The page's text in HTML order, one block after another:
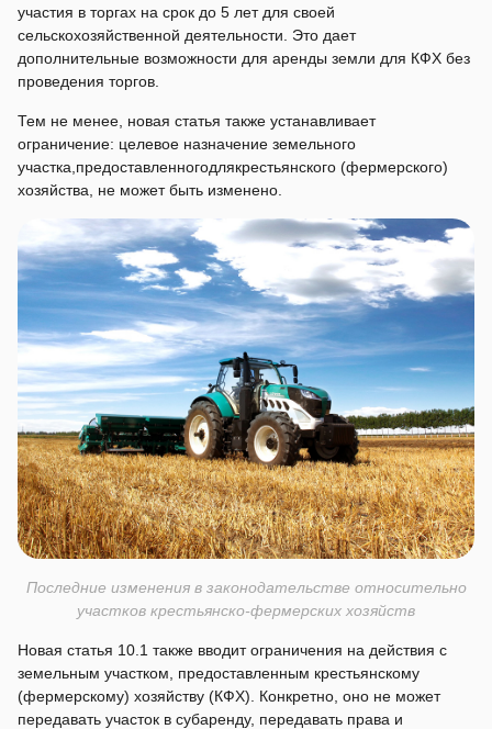
участия в торгах на срок до 5 лет для своей
сельскохозяйственной деятельности. Это дает
дополнительные возможности для аренды земли для КФХ без
проведения торгов.
Тем не менее, новая статья также устанавливает
ограничение: целевое назначение земельного
участка,предоставленногодлякрестьянского (фермерского)
хозяйства, не может быть изменено.
Последние изменения в законодательстве относительно
участков крестьянско-фермерских хозяйств
Новая статья 10.1 также вводит ограничения на действия с
земельным участком, предоставленным крестьянскому
(фермерскому) хозяйству (КФХ). Конкретно, оно не может
передавать участок в субаренду, передавать права и